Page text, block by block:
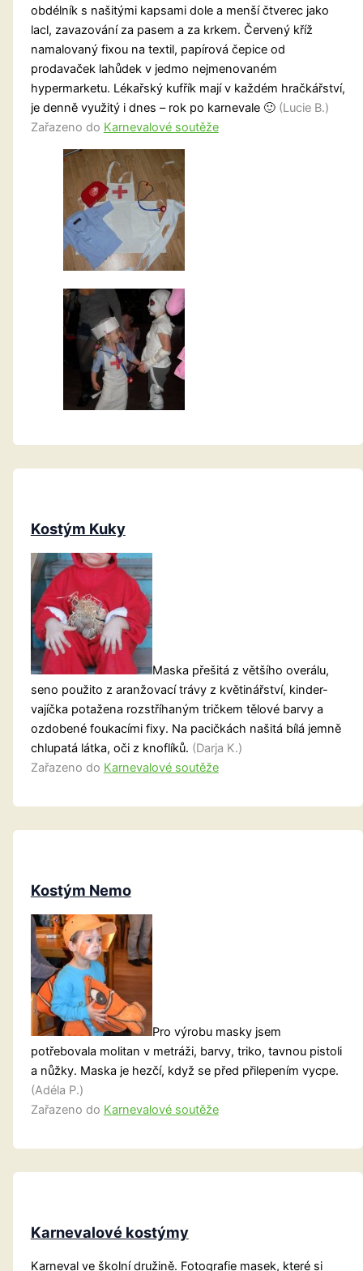
obdélník s našitými kapsami dole a menší čtverec jako
lacl, zavazování za pasem a za krkem. Červený kříž
namalovaný fixou na textil, papírová čepice od
prodavaček lahůdek v jedmo nejmenovaném
hypermarketu. Lékařský kufřík mají v každém hračkářství,
je denně využitý i dnes – rok po karnevale 🙂 (Lucie B.)
Zařazeno do Karnevalové soutěže
Kostým Kuky
Maska přešitá z většího overálu,
seno použito z aranžovací trávy z květinářství, kinder-
vajíčka potažena rozstříhaným tričkem tělové barvy a
ozdobené foukacími fixy. Na pacičkách našitá bílá jemně
chlupatá látka, oči z knoflíků. (Darja K.)
Zařazeno do Karnevalové soutěže
Kostým Nemo
Pro výrobu masky jsem
potřebovala molitan v metráži, barvy, triko, tavnou pistoli
a nůžky. Maska je hezčí, když se před přilepením vycpe.
(Adéla P.)
Zařazeno do Karnevalové soutěže
Karnevalové kostýmy
Karneval ve školní družině. Fotografie masek, které si